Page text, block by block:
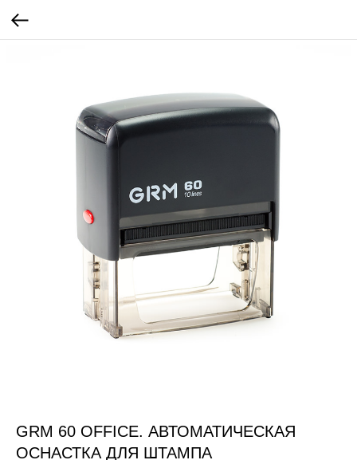
GRM 60 OFFICE. АВТОМАТИЧЕСКАЯ
ОСНАСТКА ДЛЯ ШТАМПА